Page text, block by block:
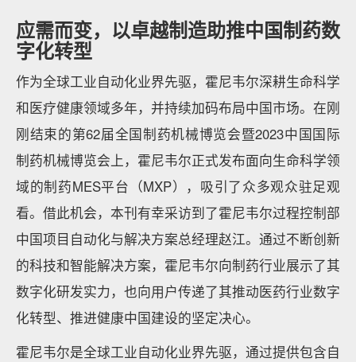
应需而变，以卓越制造助推中国制药数
字化转型
作为全球工业自动化业界先驱，霍尼韦尔深耕生命科学
和医疗健康领域多年，并持续加码布局中国市场。在刚
刚结束的第62届全国制药机械博览会暨2023中国国际
制药机械博览会上，霍尼韦尔正式发布面向生命科学领
域的制药MES平台（MXP），吸引了众多观众驻足观
看。借此机会，本刊有幸采访到了霍尼韦尔过程控制部
中国项目自动化与解决方案总经理赵江。通过不断创新
的科技和智能解决方案，霍尼韦尔向制药行业展示了其
数字化研发实力，也向用户传递了其推动医药行业数字
化转型、推进健康中国建设的坚定决心。
霍尼韦尔是全球工业自动化业界先驱，通过提供包含自